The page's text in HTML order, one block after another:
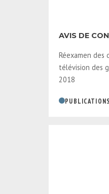
AVIS DE
Réexamen des
télévision des
2018
PUBLICATIONS